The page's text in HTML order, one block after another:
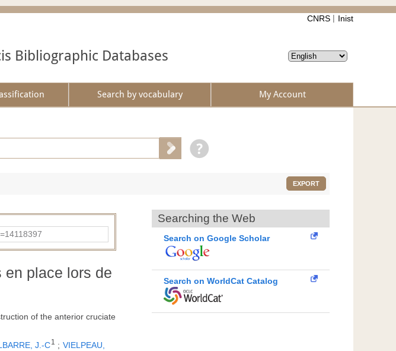
CNRS Inist
Bibliographic Databases
Search by vocabulary My Account
EXPORT
place lors de
of the anterior cruciate
J.-C1 ; VIELPEAU,
Searching the Web
Search on Google Scholar
Search on WorldCat Catalog